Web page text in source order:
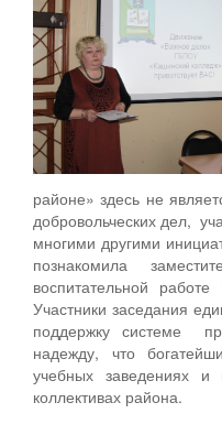
районе» здесь не
добровольческих дел,
многими другими
познакомила
воспитательной
Участники заседания
поддержку системе
надежду, что
учебных заведениях и
коллективах района.